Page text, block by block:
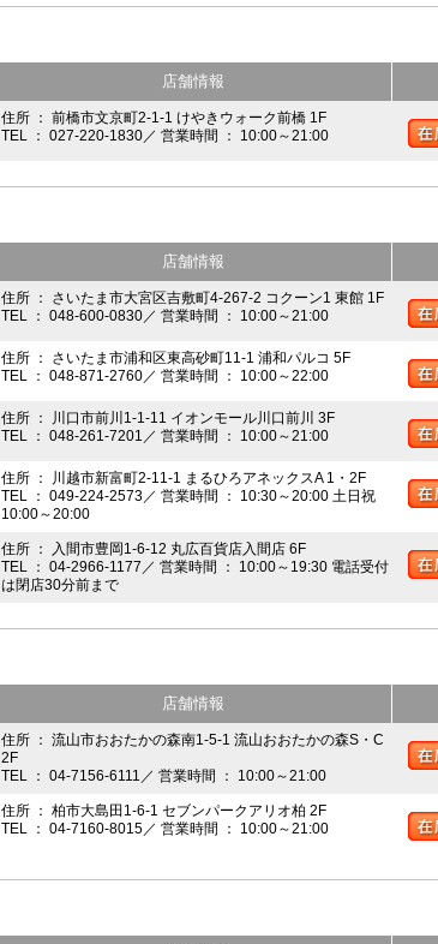
店舗情報
住所 ： 前橋市文京町2-1-1 けやきウォーク前橋 1F
TEL ： 027-220-1830／ 営業時間 ： 10:00～21:00
店舗情報
住所 ： さいたま市大宮区吉敷町4-267-2 コクーン1 東館 1F
TEL ： 048-600-0830／ 営業時間 ： 10:00～21:00
住所 ： さいたま市浦和区東高砂町11-1 浦和パルコ 5F
TEL ： 048-871-2760／ 営業時間 ： 10:00～22:00
住所 ： 川口市前川1-1-11 イオンモール川口前川 3F
TEL ： 048-261-7201／ 営業時間 ： 10:00～21:00
住所 ： 川越市新富町2-11-1 まるひろアネックスA 1・2F
TEL ： 049-224-2573／ 営業時間 ： 10:30～20:00 土日祝
10:00～20:00
住所 ： 入間市豊岡1-6-12 丸広百貨店入間店 6F
TEL ： 04-2966-1177／ 営業時間 ： 10:00～19:30 電話受付
は閉店30分前まで
店舗情報
住所 ： 流山市おおたかの森南1-5-1 流山おおたかの森S・C
2F
TEL ： 04-7156-6111／ 営業時間 ： 10:00～21:00
住所 ： 柏市大島田1-6-1 セブンパークアリオ柏 2F
TEL ： 04-7160-8015／ 営業時間 ： 10:00～21:00